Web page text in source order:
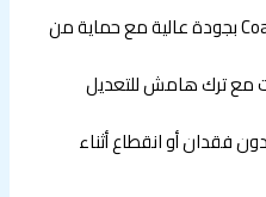
بالإضافة إلى ذلك، يختار كابلات Coaxial بجودة عالية مع حماية من
مع ترك هامش للتعديل
فقدان أو انقطاع أثناء